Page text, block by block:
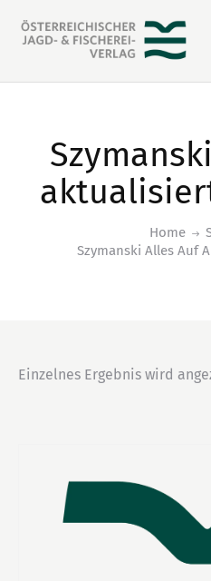
Home
Szymanski Alles Auf
Einzelnes Ergebnis wird